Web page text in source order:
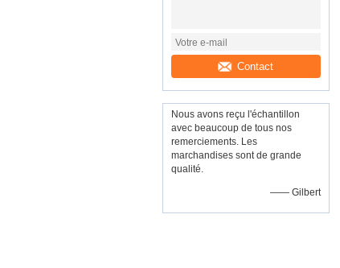
Contact
Nous avons reçu l'échantillon
avec beaucoup de tous nos
remerciements. Les
marchandises sont de grande
qualité.
—— Gilbert